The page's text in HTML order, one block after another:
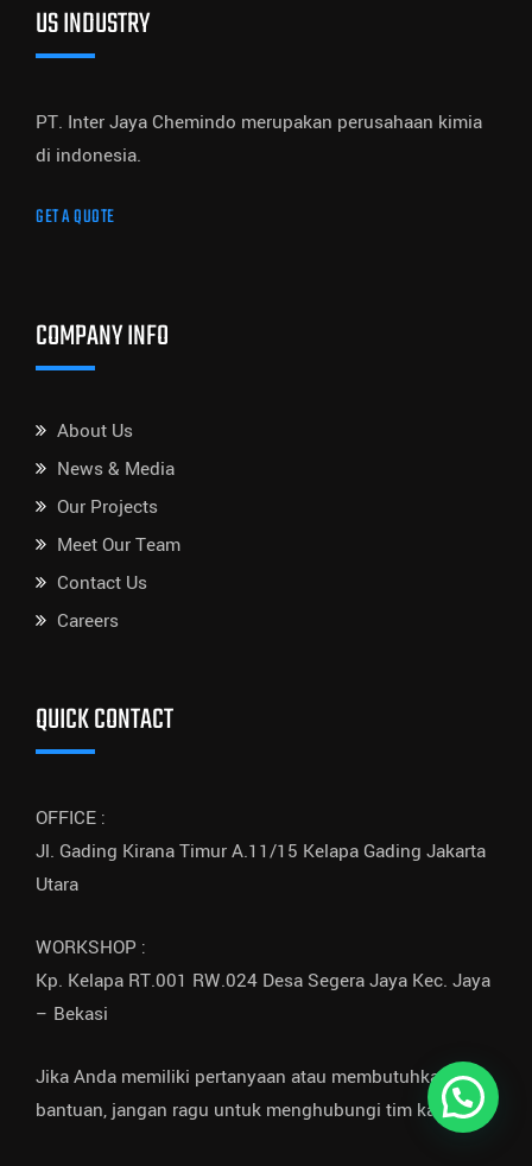
US INDUSTRY
PT. Inter Jaya Chemindo merupakan perusahaan kimia
di indonesia.
GET A QUOTE
COMPANY INFO
About Us
News & Media
Our Projects
Meet Our Team
Contact Us
Careers
QUICK CONTACT
OFFICE :
Jl. Gading Kirana Timur A.11/15 Kelapa Gading Jakarta
Utara
WORKSHOP :
Kp. Kelapa RT.001 RW.024 Desa Segera Jaya Kec. Jaya
– Bekasi
Jika Anda memiliki pertanyaan atau membutuhkan
bantuan, jangan ragu untuk menghubungi tim kami.